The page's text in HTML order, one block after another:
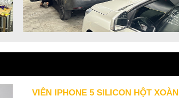
VIÊN IPHONE 5 SILICON HỘT XOÀN